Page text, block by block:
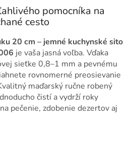
pomocníka na
cesto
20 cm – jemné kuchynské sito
je vaša jasná voľba. Vďaka
sieťke 0,8–1 mm a pevnému
rovnomerné preosievanie
maďarský ručne robený
čistí a vydrží roky
pečenie, zdobenie dezertov aj